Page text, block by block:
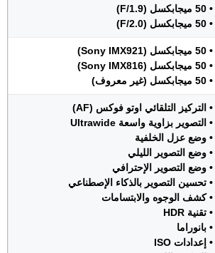
• 50 ميجابكسل (F/1.9)
• 50 ميجابكسل (F/2.0)
• 50 ميجابكسل (Sony IMX921)
• 50 ميجابكسل (Sony IMX816)
• 50 ميجابكسل (غير معروف)
• التركيز التلقائي اوتو فوكس (AF)
• التصوير بزاوية واسعة Ultrawide
• وضع عزل الخلفية
• وضع التصوير الليلي
• وضع التصوير الإحترافي
• تحسين التصوير بالذكاء الإصطناعي
• كشف الوجوه والابتسامات
• تقنية HDR
• بانوراما
• إعدادات ISO